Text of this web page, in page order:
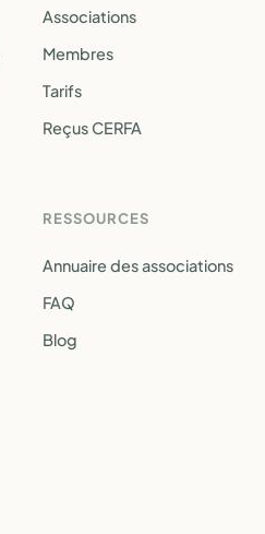
Associations
Membres
Tarifs
Reçus CERFA
RESSOURCES
Annuaire des associations
FAQ
Blog